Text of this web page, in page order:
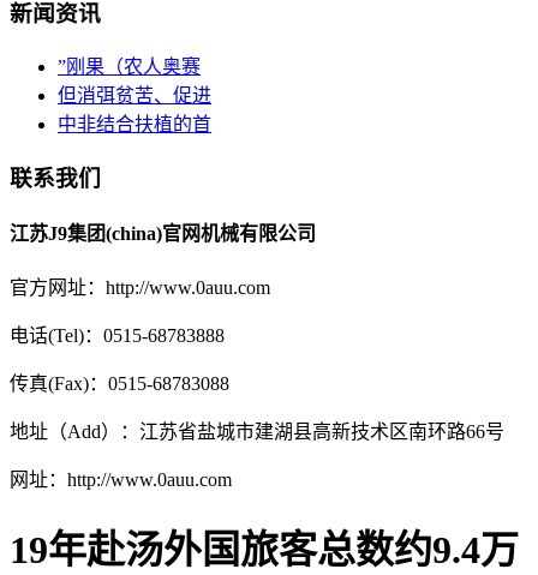
新闻资讯
”刚果（农人奥赛
但消弭贫苦、促进
中非结合扶植的首
联系我们
江苏J9集团(china)官网机械有限公司
官方网址：http://www.0auu.com
电话(Tel)：0515-68783888
传真(Fax)：0515-68783088
地址（Add）：江苏省盐城市建湖县高新技术区南环路66号
网址：http://www.0auu.com
19年赴汤外国旅客总数约9.4万